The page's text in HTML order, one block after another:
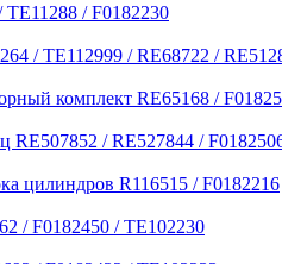
/ F0182230
/ TE112999 / RE68722 /
комплект RE65168 /
RE507852 / RE527844 /
цилиндров R116515 / F0182216
/ F0182450 / TE102230